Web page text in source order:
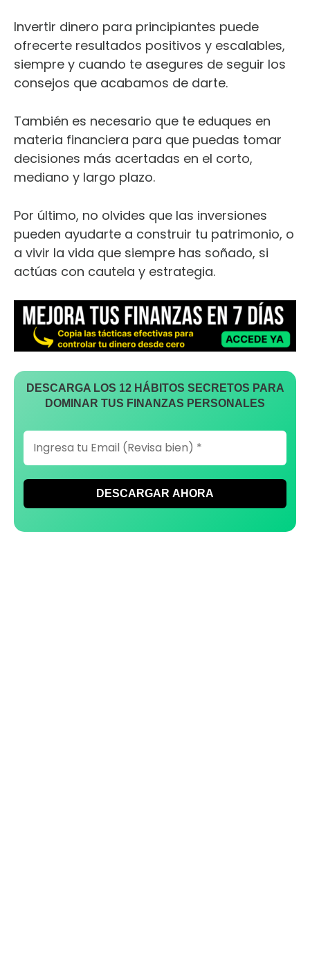
Invertir dinero para principiantes puede
ofrecerte resultados positivos y escalables,
siempre y cuando te asegures de seguir los
consejos que acabamos de darte.
También es necesario que te eduques en
materia financiera para que puedas tomar
decisiones más acertadas en el corto,
mediano y largo plazo.
Por último, no olvides que las inversiones
pueden ayudarte a construir tu patrimonio, o
a vivir la vida que siempre has soñado, si
actúas con cautela y estrategia.
DESCARGA LOS 12 HÁBITOS SECRETOS PARA
DOMINAR TUS FINANZAS PERSONALES